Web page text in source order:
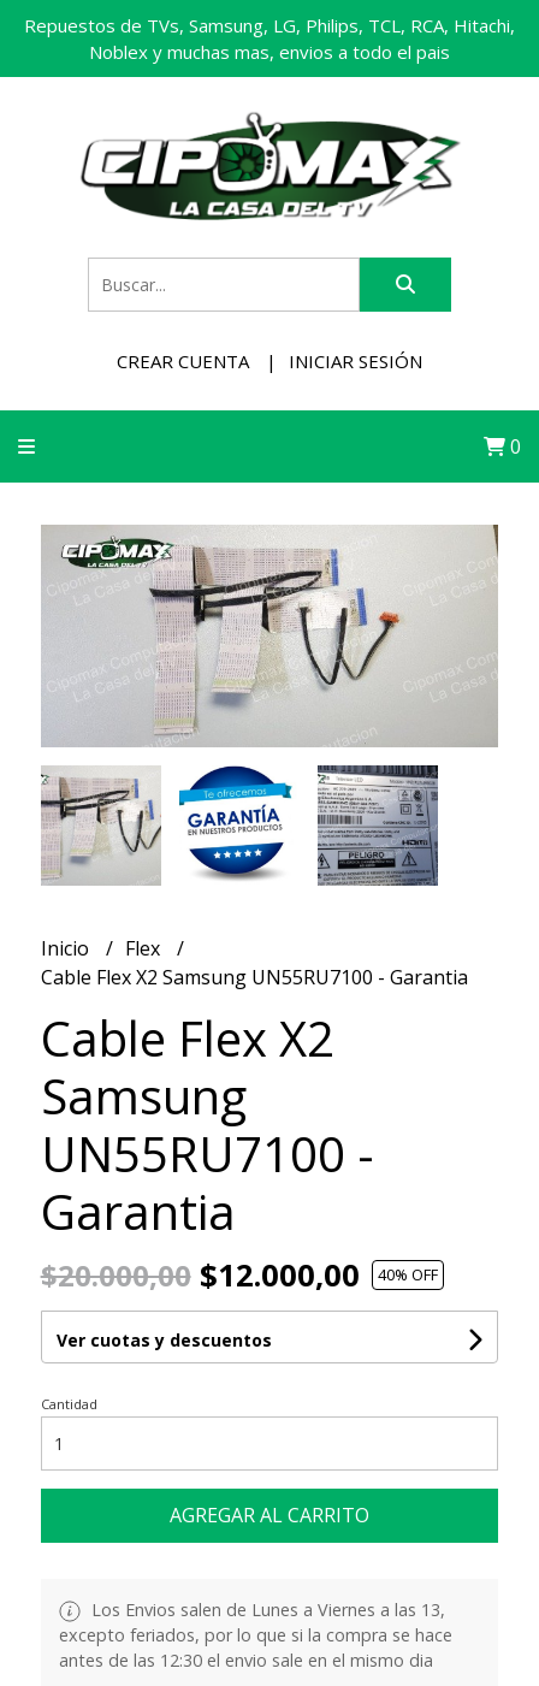
Repuestos de TVs, Samsung, LG, Philips, TCL, RCA, Hitachi,
Noblex y muchas mas, envios a todo el pais
CREAR CUENTA INICIAR SESIÓN
0
Inicio
Flex
Cable Flex X2 Samsung UN55RU7100 - Garantia
Cable Flex X2
Samsung
UN55RU7100 -
Garantia
$20.000,00$12.000,00 40% OFF
Ver cuotas y descuentos
Cantidad
AGREGAR AL CARRITO
Los Envios salen de Lunes a Viernes a las 13,
excepto feriados, por lo que si la compra se hace
antes de las 12:30 el envio sale en el mismo dia